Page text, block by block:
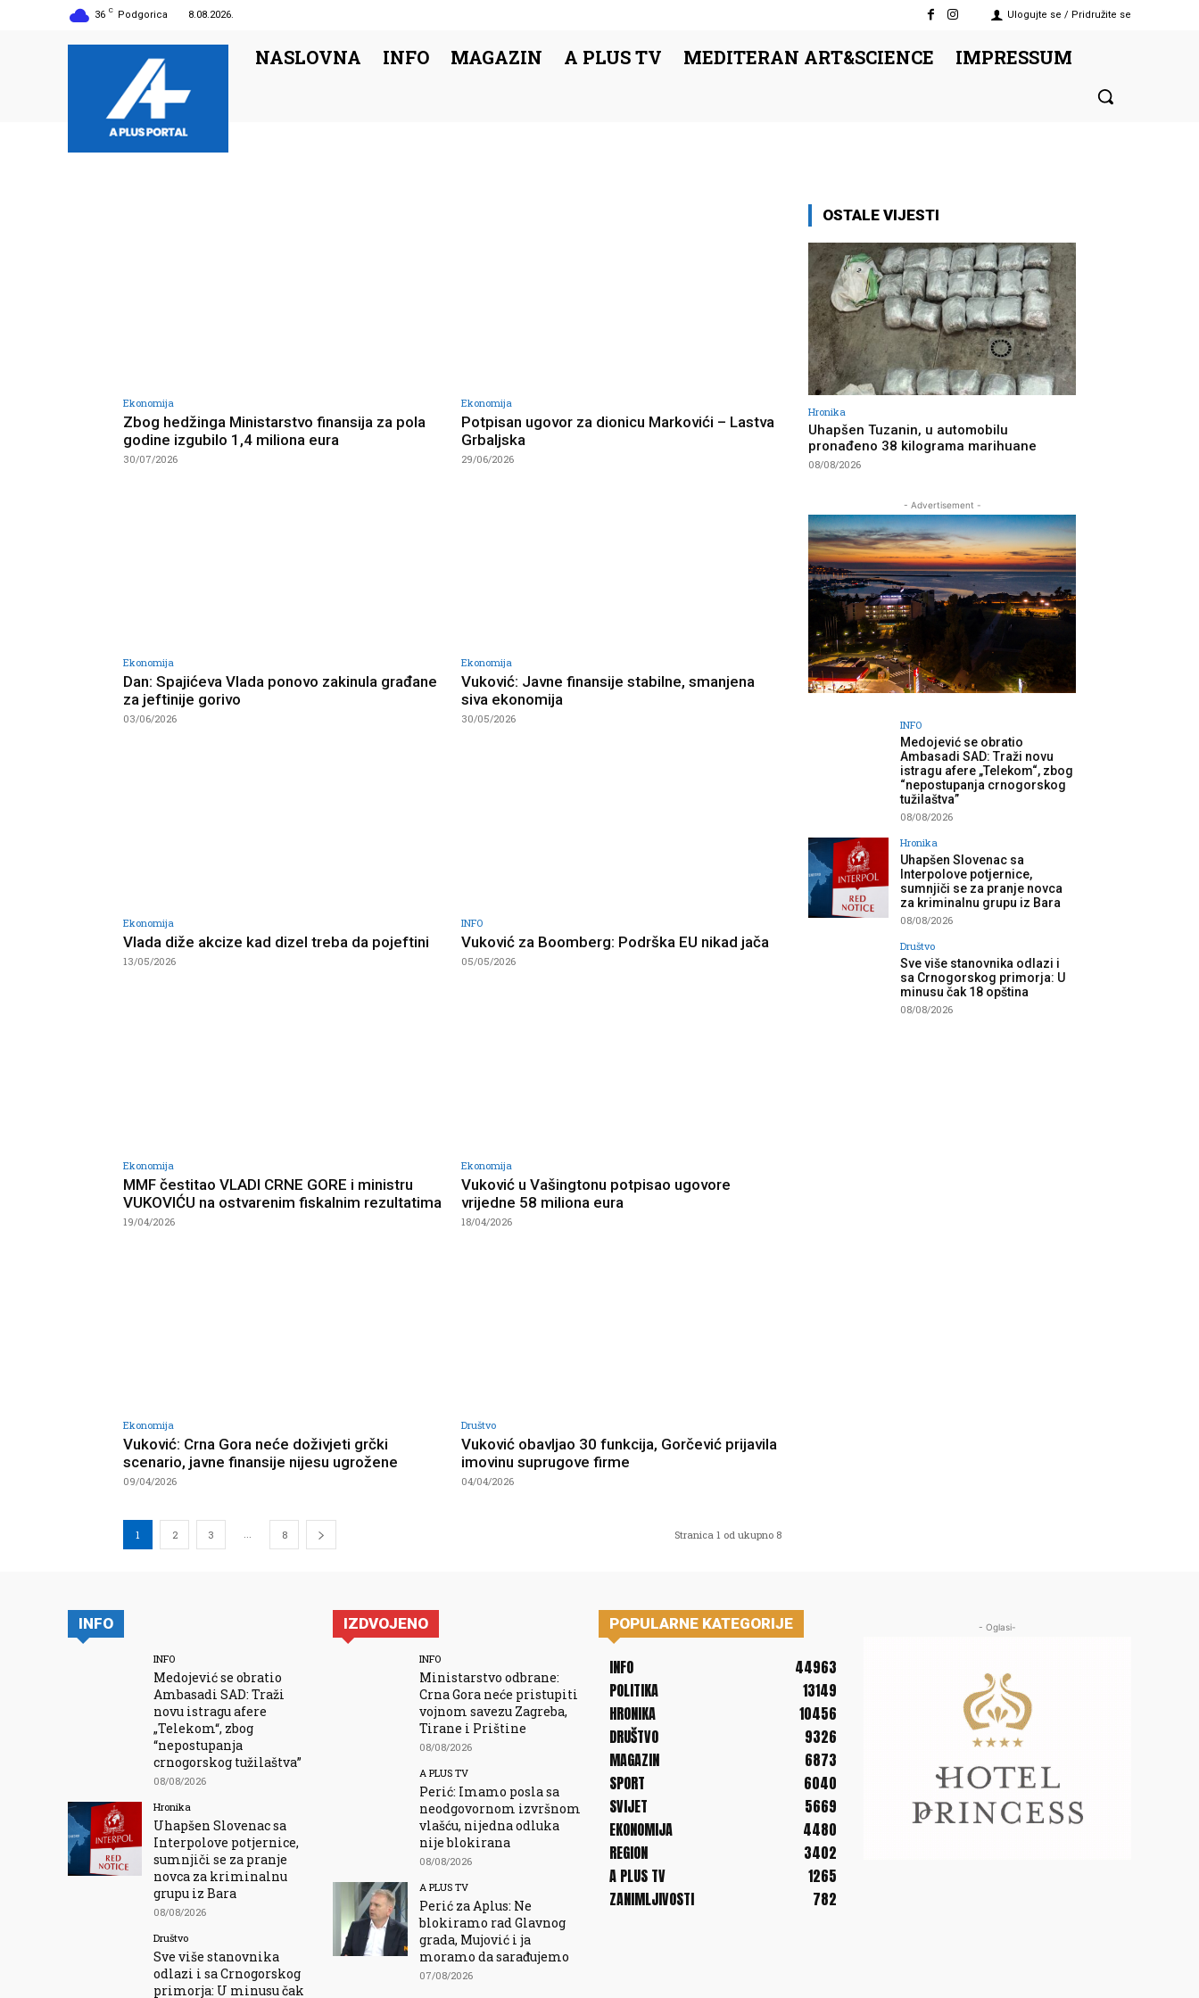
36 C Podgorica 8.08.2026. Ulogujte se / Pridružite se
NASLOVNA INFO MAGAZIN A PLUS TV MEDITERAN ART&SCIENCE IMPRESSUM
Ekonomija
Zbog hedžinga Ministarstvo finansija za pola
godine izgubilo 1,4 miliona eura
30/07/2026
Ekonomija
Potpisan ugovor za dionicu Markovići – Lastva
Grbaljska
29/06/2026
Ekonomija
Dan: Spajićeva Vlada ponovo zakinula građane
za jeftinije gorivo
03/06/2026
Ekonomija
Vuković: Javne finansije stabilne, smanjena
siva ekonomija
30/05/2026
Ekonomija
Vlada diže akcize kad dizel treba da pojeftini
13/05/2026
INFO
Vuković za Boomberg: Podrška EU nikad jača
05/05/2026
Ekonomija
MMF čestitao VLADI CRNE GORE i ministru
VUKOVIĆU na ostvarenim fiskalnim rezultatima
19/04/2026
Ekonomija
Vuković u Vašingtonu potpisao ugovore
vrijedne 58 miliona eura
18/04/2026
Ekonomija
Vuković: Crna Gora neće doživjeti grčki
scenario, javne finansije nijesu ugrožene
09/04/2026
Društvo
Vuković obavljao 30 funkcija, Gorčević prijavila
imovinu suprugove firme
04/04/2026
1 2 3 ... 8 Stranica 1 od ukupno 8
OSTALE VIJESTI
Hronika
Uhapšen Tuzanin, u automobilu
pronađeno 38 kilograma marihuane
08/08/2026
- Advertisement -
INFO
Medojević se obratio
Ambasadi SAD: Traži novu
istragu afere „Telekom“, zbog
“nepostupanja crnogorskog
tužilaštva”
08/08/2026
Hronika
Uhapšen Slovenac sa
Interpolove potjernice,
sumnjiči se za pranje novca
za kriminalnu grupu iz Bara
08/08/2026
Društvo
Sve više stanovnika odlazi i
sa Crnogorskog primorja: U
minusu čak 18 opština
08/08/2026
INFO
INFO
Medojević se obratio
Ambasadi SAD: Traži
novu istragu afere
„Telekom“, zbog
“nepostupanja
crnogorskog tužilaštva”
08/08/2026
Hronika
Uhapšen Slovenac sa
Interpolove potjernice,
sumnjiči se za pranje
novca za kriminalnu
grupu iz Bara
08/08/2026
Društvo
Sve više stanovnika
odlazi i sa Crnogorskog
primorja: U minusu čak
IZDVOJENO
INFO
Ministarstvo odbrane:
Crna Gora neće pristupiti
vojnom savezu Zagreba,
Tirane i Prištine
08/08/2026
A PLUS TV
Perić: Imamo posla sa
neodgovornom izvršnom
vlašću, nijedna odluka
nije blokirana
08/08/2026
A PLUS TV
Perić za Aplus: Ne
blokiramo rad Glavnog
grada, Mujović i ja
moramo da sarađujemo
07/08/2026
POPULARNE KATEGORIJE
INFO
44963
POLITIKA
13149
HRONIKA
10456
DRUŠTVO
9326
MAGAZIN
6873
SPORT
6040
SVIJET
5669
EKONOMIJA
4480
REGION
3402
A PLUS TV
1265
ZANIMLJIVOSTI
782
- Oglasi-